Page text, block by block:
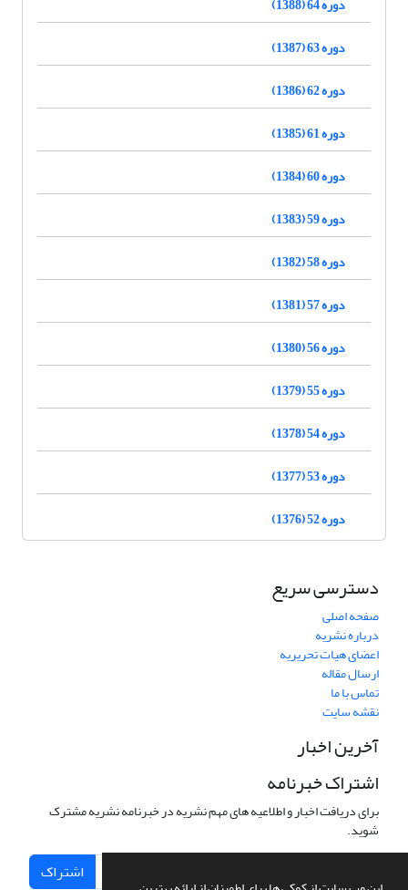
دوره 63 (1387)
دوره 62 (1386)
دوره 61 (1385)
دوره 60 (1384)
دوره 59 (1383)
دوره 58 (1382)
دوره 57 (1381)
دوره 56 (1380)
دوره 55 (1379)
دوره 54 (1378)
دوره 53 (1377)
دوره 52 (1376)
دسترسی سریع
صفحه اصلی
درباره نشریه
اعضای هیات تحریریه
ارسال مقاله
تماس با ما
نقشه سایت
آخرین اخبار
اشتراک خبرنامه
برای دریافت اخبار و اطلاعیه های مهم نشریه در خبرنامه نشریه مشترک
شوید.
اشتراک